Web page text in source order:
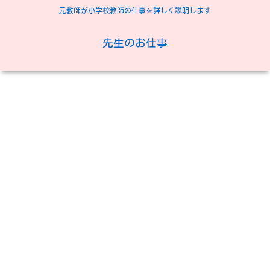
元教師が小学校教師の仕事を詳しく説明します
先生のお仕事